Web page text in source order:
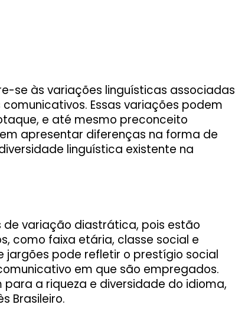
se às variações linguísticas associadas
Essas variações podem
e até mesmo preconceito
apresentar diferenças na forma de
linguística existente na
de variação diastrática, pois estão
como faixa etária, classe social e
jargões pode refletir o prestígio social
em que são empregados.
a riqueza e diversidade do idioma,
Brasileiro.